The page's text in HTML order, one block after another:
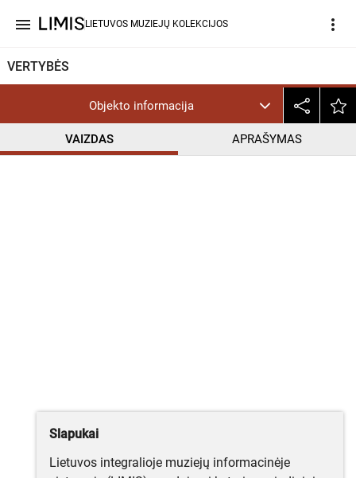
menu LIETUVOS MUZIEJŲ KOLEKCIJOS more_vert
VERTYBĖS
Objekto informacija
VAIZDAS APRAŠYMAS
Slapukai
Lietuvos integralioje muziejų informacinėje